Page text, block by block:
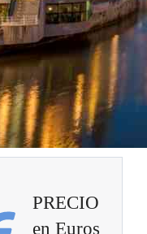
PRECIO
en Euros